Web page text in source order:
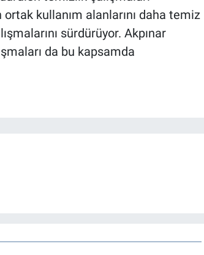
kullanım alanlarını daha temiz
sürdürüyor. Akpınar
da bu kapsamda